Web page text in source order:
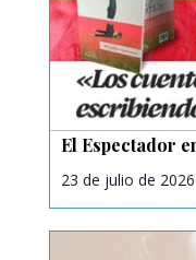
El Espectador
23 de julio de 2026